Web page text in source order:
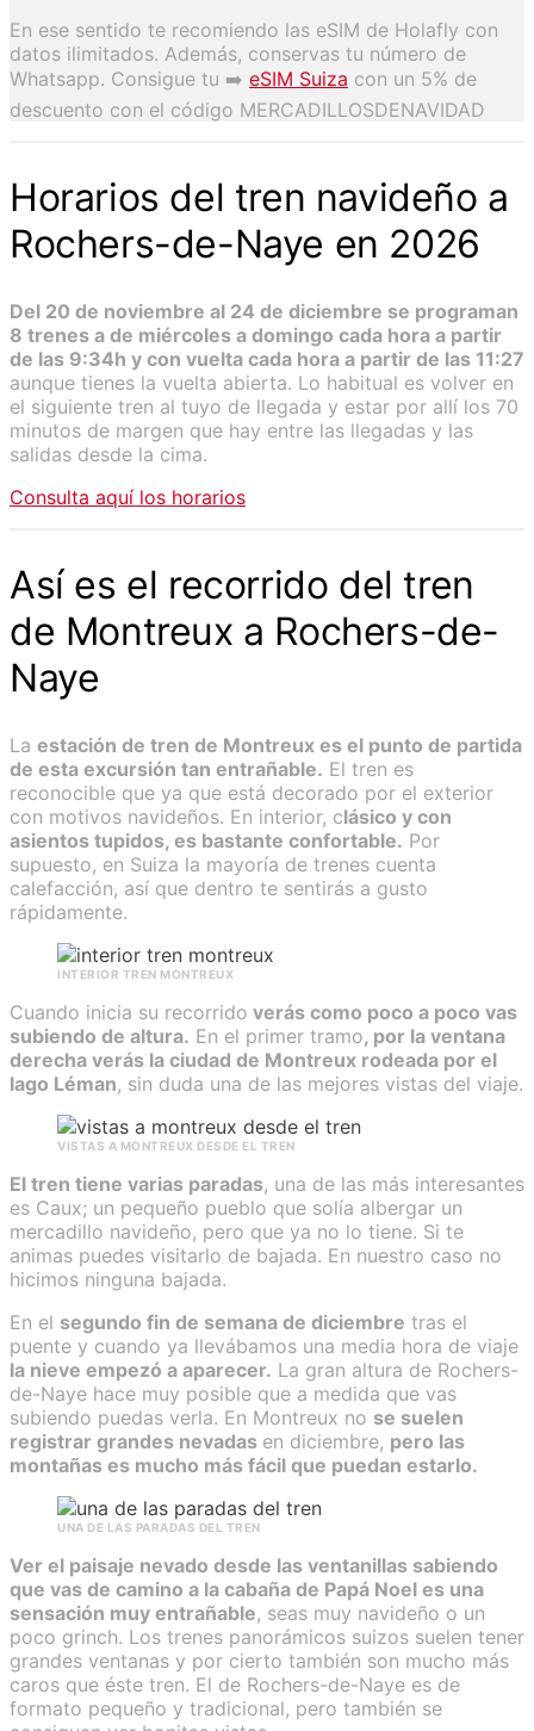
En ese sentido te recomiendo las eSIM de Holafly con
datos ilimitados. Además, conservas tu número de
Whatsapp. Consigue tu ➡️​ eSIM Suiza con un 5% de
descuento con el código MERCADILLOSDENAVIDAD
Horarios del tren navideño a
Rochers-de-Naye en 2026
Del 20 de noviembre al 24 de diciembre se programan
8 trenes a de miércoles a domingo cada hora a partir
de las 9:34h y con vuelta cada hora a partir de las 11:27
aunque tienes la vuelta abierta. Lo habitual es volver en
el siguiente tren al tuyo de llegada y estar por allí los 70
minutos de margen que hay entre las llegadas y las
salidas desde la cima.
Consulta aquí los horarios
Así es el recorrido del tren
de Montreux a Rochers-de-
Naye
La estación de tren de Montreux es el punto de partida
de esta excursión tan entrañable. El tren es
reconocible que ya que está decorado por el exterior
con motivos navideños. En interior, clásico y con
asientos tupidos, es bastante confortable. Por
supuesto, en Suiza la mayoría de trenes cuenta
calefacción, así que dentro te sentirás a gusto
rápidamente.
INTERIOR TREN MONTREUX
Cuando inicia su recorrido verás como poco a poco vas
subiendo de altura. En el primer tramo, por la ventana
derecha verás la ciudad de Montreux rodeada por el
lago Léman, sin duda una de las mejores vistas del viaje.
VISTAS A MONTREUX DESDE EL TREN
El tren tiene varias paradas, una de las más interesantes
es Caux; un pequeño pueblo que solía albergar un
mercadillo navideño, pero que ya no lo tiene. Si te
animas puedes visitarlo de bajada. En nuestro caso no
hicimos ninguna bajada.
En el segundo fin de semana de diciembre tras el
puente y cuando ya llevábamos una media hora de viaje
la nieve empezó a aparecer. La gran altura de Rochers-
de-Naye hace muy posible que a medida que vas
subiendo puedas verla. En Montreux no se suelen
registrar grandes nevadas en diciembre, pero las
montañas es mucho más fácil que puedan estarlo.
UNA DE LAS PARADAS DEL TREN
Ver el paisaje nevado desde las ventanillas sabiendo
que vas de camino a la cabaña de Papá Noel es una
sensación muy entrañable, seas muy navideño o un
poco grinch. Los trenes panorámicos suizos suelen tener
grandes ventanas y por cierto también son mucho más
caros que éste tren. El de Rochers-de-Naye es de
formato pequeño y tradicional, pero también se